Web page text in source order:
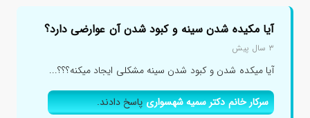
آیا مکیده شدن سینه و کبود شدن آن عوارضی دارد؟
۳ سال پیش
آیا میکده شدن و کبود شدن سینه مشکلی ایجاد میکنه؟؟؟...
سرکار خانم دکتر سمیه شهسواریپاسخ دادند.